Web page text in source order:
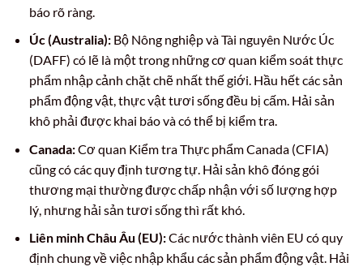
báo rõ ràng.
Úc (Australia):Bộ Nông nghiệp và Tài nguyên Nước Úc
(DAFF) có lẽ là một trong những cơ quan kiểm soát thực
phẩm nhập cảnh chặt chẽ nhất thế giới. Hầu hết các sản
phẩm động vật, thực vật tươi sống đều bị cấm. Hải sản
khô phải được khai báo và có thể bị kiểm tra.
Canada:Cơ quan Kiểm tra Thực phẩm Canada (CFIA)
cũng có các quy định tương tự. Hải sản khô đóng gói
thương mại thường được chấp nhận với số lượng hợp
lý, nhưng hải sản tươi sống thì rất khó.
Liên minh Châu Âu (EU):Các nước thành viên EU có quy
định chung về việc nhập khẩu các sản phẩm động vật. Hải